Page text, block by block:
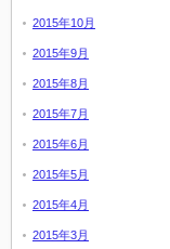
2015年10月
2015年9月
2015年8月
2015年7月
2015年6月
2015年5月
2015年4月
2015年3月